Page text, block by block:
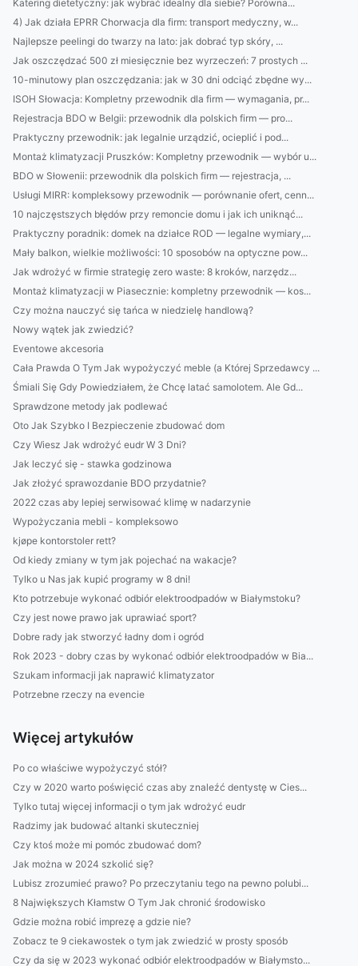
Katering dietetyczny: jak wybrać idealny dla siebie? Porówna...
4) Jak działa EPRR Chorwacja dla firm: transport medyczny, w...
Najlepsze peelingi do twarzy na lato: jak dobrać typ skóry, ...
Jak oszczędzać 500 zł miesięcznie bez wyrzeczeń: 7 prostych ...
10-minutowy plan oszczędzania: jak w 30 dni odciąć zbędne wy...
ISOH Słowacja: Kompletny przewodnik dla firm — wymagania, pr...
Rejestracja BDO w Belgii: przewodnik dla polskich firm — pro...
Praktyczny przewodnik: jak legalnie urządzić, ocieplić i pod...
Montaż klimatyzacji Pruszków: Kompletny przewodnik — wybór u...
BDO w Słowenii: przewodnik dla polskich firm — rejestracja, ...
Usługi MIRR: kompleksowy przewodnik — porównanie ofert, cenn...
10 najczęstszych błędów przy remoncie domu i jak ich uniknąć...
Praktyczny poradnik: domek na działce ROD — legalne wymiary,...
Mały balkon, wielkie możliwości: 10 sposobów na optyczne pow...
Jak wdrożyć w firmie strategię zero waste: 8 kroków, narzędz...
Montaż klimatyzacji w Piasecznie: kompletny przewodnik — kos...
Czy można nauczyć się tańca w niedzielę handlową?
Nowy wątek jak zwiedzić?
Eventowe akcesoria
Cała Prawda O Tym Jak wypożyczyć meble (a Której Sprzedawcy ...
Śmiali Się Gdy Powiedziałem, że Chcę latać samolotem. Ale Gd...
Sprawdzone metody jak podlewać
Oto Jak Szybko I Bezpieczenie zbudować dom
Czy Wiesz Jak wdrożyć eudr W 3 Dni?
Jak leczyć się - stawka godzinowa
Jak złożyć sprawozdanie BDO przydatnie?
2022 czas aby lepiej serwisować klimę w nadarzynie
Wypożyczania mebli - kompleksowo
kjøpe kontorstoler rett?
Od kiedy zmiany w tym jak pojechać na wakacje?
Tylko u Nas jak kupić programy w 8 dni!
Kto potrzebuje wykonać odbiór elektroodpadów w Białymstoku?
Czy jest nowe prawo jak uprawiać sport?
Dobre rady jak stworzyć ładny dom i ogród
Rok 2023 - dobry czas by wykonać odbiór elektroodpadów w Bia...
Szukam informacji jak naprawić klimatyzator
Potrzebne rzeczy na evencie
Więcej artykułów
Po co właściwe wypożyczyć stół?
Czy w 2020 warto poświęcić czas aby znaleźć dentystę w Cies...
Tylko tutaj więcej informacji o tym jak wdrożyć eudr
Radzimy jak budować altanki skuteczniej
Czy ktoś może mi pomóc zbudować dom?
Jak można w 2024 szkolić się?
Lubisz zrozumieć prawo? Po przeczytaniu tego na pewno polubi...
8 Największych Kłamstw O Tym Jak chronić środowisko
Gdzie można robić imprezę a gdzie nie?
Zobacz te 9 ciekawostek o tym jak zwiedzić w prosty sposób
Czy da się w 2023 wykonać odbiór elektroodpadów w Białymsto...